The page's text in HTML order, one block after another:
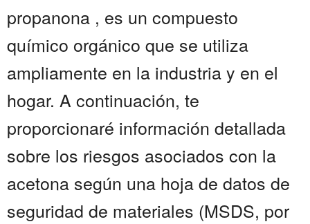
propanona , es un compuesto
químico orgánico que se utiliza
ampliamente en la industria y en el
hogar. A continuación, te
proporcionaré información detallada
sobre los riesgos asociados con la
acetona según una hoja de datos de
seguridad de materiales (MSDS, por